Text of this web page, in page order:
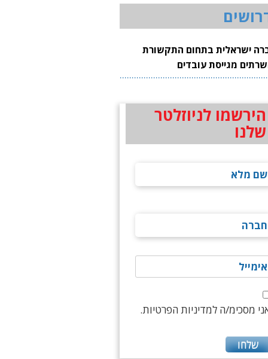
ישראלית בתחום התקשורת
מגייסת עובדים
הירשמו לניוזלטר
שלנו
מסכימ/ה למדיניות הפרטיות.